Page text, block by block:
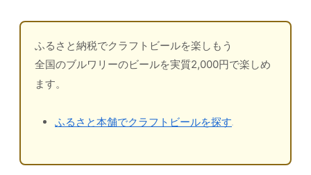
ふるさと納税でクラフトビールを楽しもう
全国のブルワリーのビールを実質2,000円で楽しめ
ます。
ふるさと本舗でクラフトビールを探す